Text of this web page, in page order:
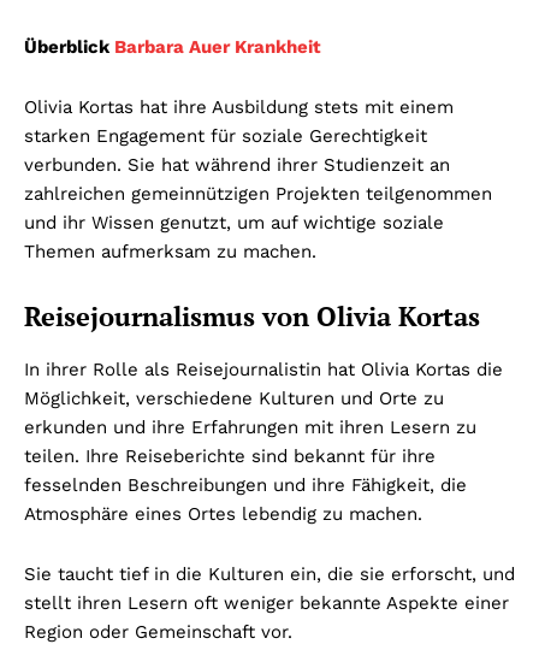
Überblick Barbara Auer Krankheit
Olivia Kortas hat ihre Ausbildung stets mit einem
starken Engagement für soziale Gerechtigkeit
verbunden. Sie hat während ihrer Studienzeit an
zahlreichen gemeinnützigen Projekten teilgenommen
und ihr Wissen genutzt, um auf wichtige soziale
Themen aufmerksam zu machen.
Reisejournalismus von Olivia Kortas
In ihrer Rolle als Reisejournalistin hat Olivia Kortas die
Möglichkeit, verschiedene Kulturen und Orte zu
erkunden und ihre Erfahrungen mit ihren Lesern zu
teilen. Ihre Reiseberichte sind bekannt für ihre
fesselnden Beschreibungen und ihre Fähigkeit, die
Atmosphäre eines Ortes lebendig zu machen.
Sie taucht tief in die Kulturen ein, die sie erforscht, und
stellt ihren Lesern oft weniger bekannte Aspekte einer
Region oder Gemeinschaft vor.